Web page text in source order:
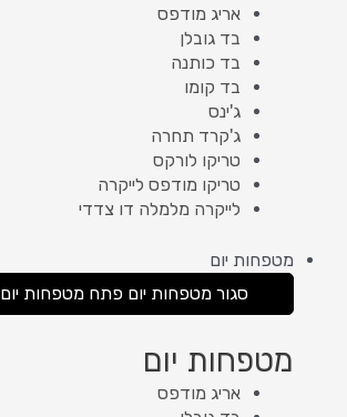
אריג מודפס
בד גובלן
בד כותנה
בד קומו
ג'ינס
ג'קרד תחרה
טריקו לורקס
טריקו מודפס לייקרה
לייקרה מלמלה דו צדדי
מטפחות יום
סגור מטפחות יום פתח מטפחות יום
מטפחות יום
אריג מודפס